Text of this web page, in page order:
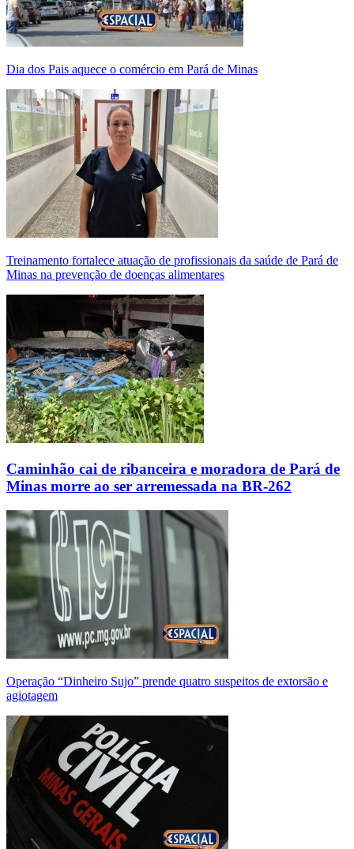
Dia dos Pais aquece o comércio em Pará de Minas
Treinamento fortalece atuação de profissionais da saúde de Pará de
Minas na prevenção de doenças alimentares
Caminhão cai de ribanceira e moradora de Pará de
Minas morre ao ser arremessada na BR-262
Operação “Dinheiro Sujo” prende quatro suspeitos de extorsão e
agiotagem